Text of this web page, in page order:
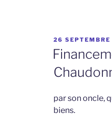
PUBLIÉ
LE
26
par son oncle,
biens.